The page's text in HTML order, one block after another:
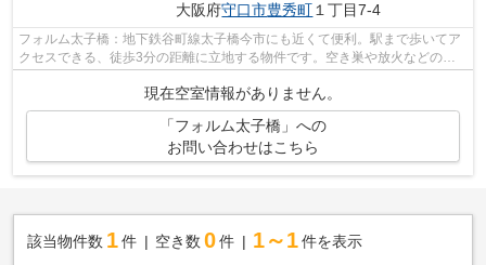
大阪府守口市豊秀町１丁目7-4
フォルム太子橋：地下鉄谷町線太子橋今市にも近くて便利。駅まで歩いてア
クセスできる、徒歩3分の距離に立地する物件です。空き巣や放火などの防
現在空室情報がありません。
「フォルム太子橋」への
お問い合わせはこちら
該当物件数 1件 空き数 0 件 1～1 件を表示